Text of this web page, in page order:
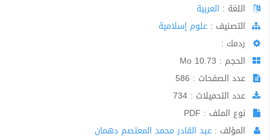
اللغة : العربية
اﻟﺘﺼﻨﻴﻒ : علوم إسلامية
ردمك :
الحجم : 10.73 Mo
عدد الصفحات : 586
عدد التحميلات : 734
نوع الملف : PDF
المؤلف : عبد القادر محمد المعتصم دهمان